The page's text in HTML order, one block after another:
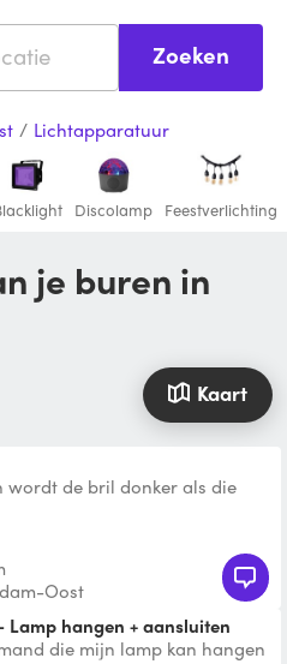
Zoeken
/ Lichtapparatuur
Discolamp Feestverlichting
Kaart
wordt de bril donker als die
Oost
Lamp hangen + aansluiten
die mijn lamp kan hangen